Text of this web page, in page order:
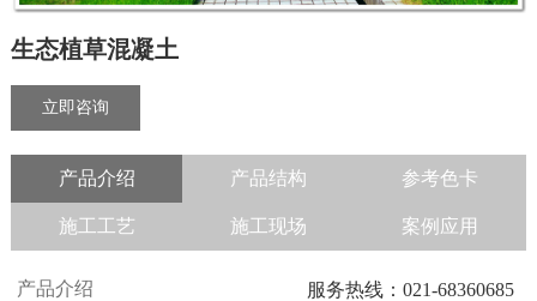
生态植草混凝土
立即咨询
产品介绍 产品结构 参考色卡
施工工艺 施工现场 案例应用
产品介绍 服务热线：021-68360685